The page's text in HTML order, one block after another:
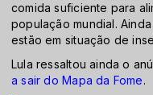
comida suficiente para
população mundial.
estão em situação de
Lula ressaltou ainda o
a sair do Mapa da Fome.